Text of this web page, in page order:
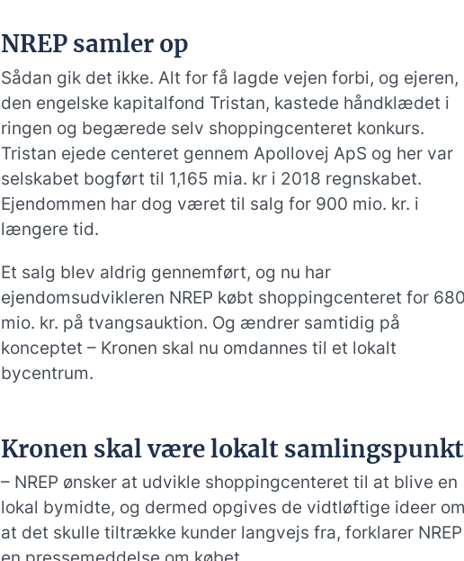
NREP samler op
Sådan gik det ikke. Alt for få lagde vejen forbi, og ejeren,
den engelske kapitalfond Tristan, kastede håndklædet i
ringen og begærede selv shoppingcenteret konkurs.
Tristan ejede centeret gennem Apollovej ApS og her var
selskabet bogført til 1,165 mia. kr i 2018 regnskabet.
Ejendommen har dog været til salg for 900 mio. kr. i
længere tid.
Et salg blev aldrig gennemført, og nu har
ejendomsudvikleren NREP købt shoppingcenteret for 680
mio. kr. på tvangsauktion. Og ændrer samtidig på
konceptet – Kronen skal nu omdannes til et lokalt
bycentrum.
Kronen skal være lokalt samlingspunkt
– NREP ønsker at udvikle shoppingcenteret til at blive en
lokal bymidte, og dermed opgives de vidtløftige ideer
at det skulle tiltrække kunder langvejs fra, forklarer